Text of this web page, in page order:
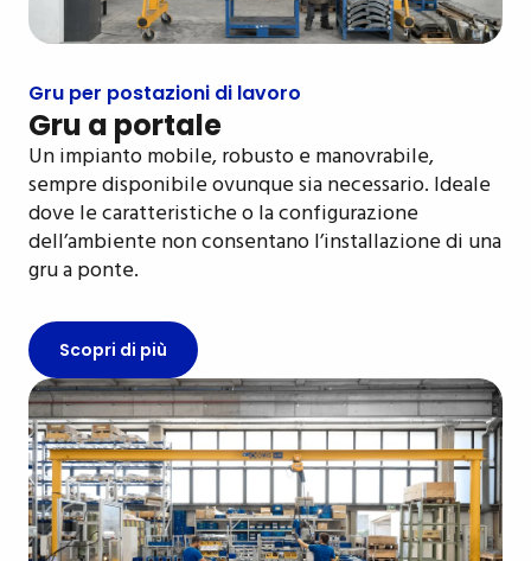
Gru per postazioni di lavoro
Gru a portale
Un impianto mobile, robusto e manovrabile,
sempre disponibile ovunque sia necessario. Ideale
dove le caratteristiche o la configurazione
dell’ambiente non consentano l’installazione di una
gru a ponte.
Scopri di più